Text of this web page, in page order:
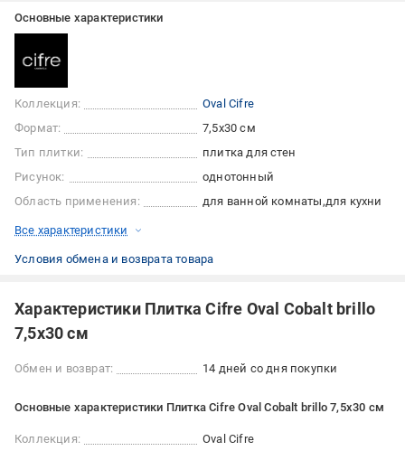
Основные характеристики
Коллекция:
Oval Cifre
Формат:
7,5x30 см
Тип плитки:
плитка для стен
Рисунок:
однотонный
Область применения:
для ванной комнаты для кухни
Все характеристики
Условия обмена и возврата товара
Характеристики Плитка Cifre Oval Cobalt brillo
7,5x30 см
Обмен и возврат: 14 дней со дня покупки
Основные характеристики Плитка Cifre Oval Cobalt brillo 7,5x30 см
Коллекция: Oval Cifre